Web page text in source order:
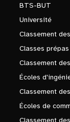
BTS-BUT
Université
Classement
Classes prépas
Classement
Écoles
Classement
Écoles de
Classement